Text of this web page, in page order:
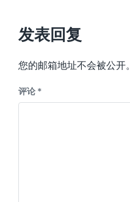
发表回复
您的邮箱地址不会被公开。
评论 *